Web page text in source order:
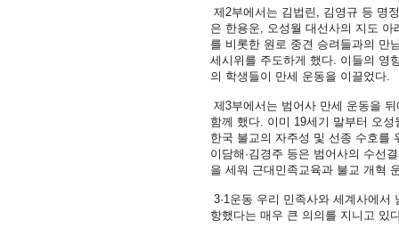
제2부에서는 김법린, 김영규 등 명
은 한용운, 오성월 대선사의 지도
를 비롯한 원로 중견 승려들과의 만
세시위를 주도하게 했다. 이들의 영
의 학생들이 만세 운동을 이끌었다.
제3부에서는 범어사 만세 운동을
함께 했다. 이미 19세기 말부터 오
한국 불교의 자주성 및 선종 수호를
이담해·김경주 등은 범어사의 수선
을 세워 근대민족교육과 불교 개혁
3·1운동 우리 민족사와 세계사에
항했다는 매우 큰 의의를 지니고 있